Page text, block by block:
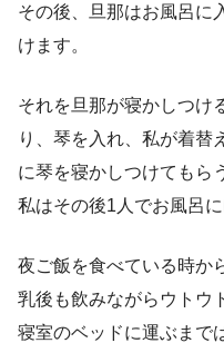
その後、旦那はお風呂に
けます。
それを旦那が寝かしつけ
り、琴を入れ、私が着替
に琴を寝かしつけてもら
私はその後1人でお風呂
夜ご飯を食べている時か
乳後も飲みながらウトウ
寝室のベッドに運ぶまで